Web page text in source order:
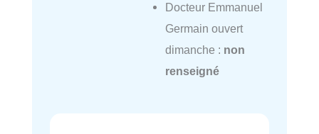
Docteur Emmanuel
Germain ouvert
dimanche : non
renseigné